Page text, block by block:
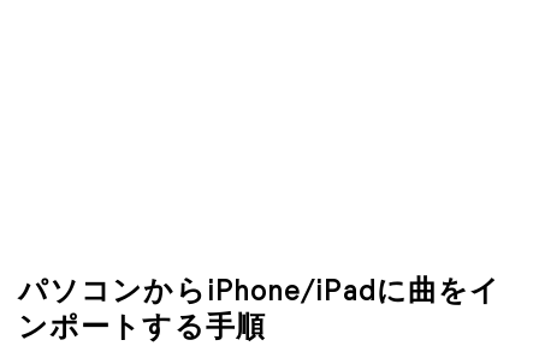
パソコンからiPhone/iPadに曲をイ
ンポートする手順